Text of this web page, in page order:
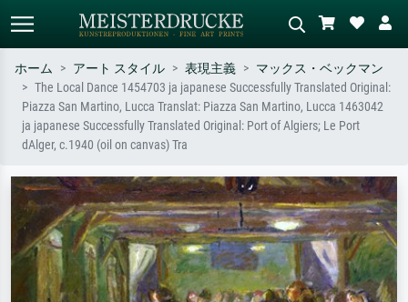
標準検索 AI画像検索
作家名・作品名・スタイルで検索
– 例：モネ、星月夜、印象派、北
シーンを説明してください – 例：
ド。
ホーム アート スタイル 表現主義
マックス・ベックマン
The Local Dance 1454703 ja japanese Successfully Translated Original:
Piazza San Martino, Lucca Translat: Piazza San Martino, Lucca 1463042
ja japanese Successfully Translated Original: Port of Algiers; Le Port
dAlger, c.1940 (oil on canvas) Tra